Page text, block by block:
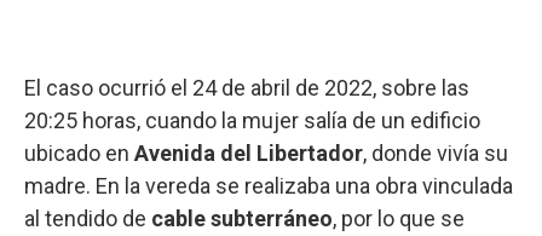
El caso ocurrió el 24 de abril de 2022, sobre las
20:25 horas, cuando la mujer salía de un edificio
ubicado en Avenida del Libertador, donde vivía su
madre. En la vereda se realizaba una obra vinculada
al tendido de cable subterráneo, por lo que se